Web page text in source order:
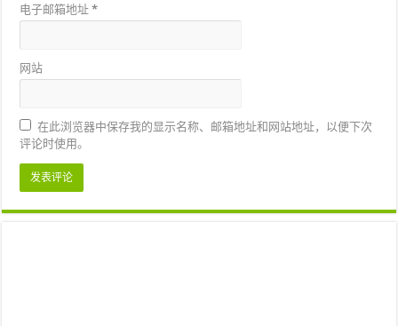
电子邮箱地址*
网站
在此浏览器中保存我的显示名称、邮箱地址和网站地址，以便下次
评论时使用。